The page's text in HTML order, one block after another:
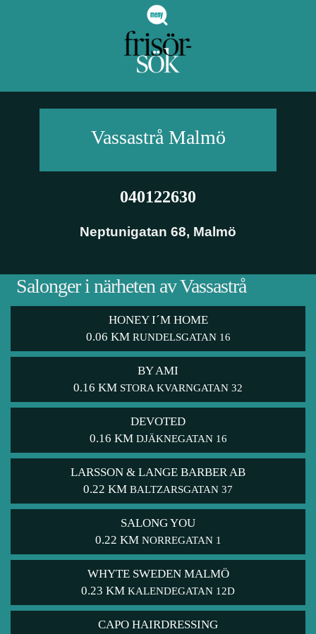
VassastråMalmö
040122630
Neptunigatan 68, Malmö
Salonger i närheten av Vassastrå
HONEY I´M HOME
0.06 KM RUNDELSGATAN 16
BY AMI
0.16 KM STORA KVARNGATAN 32
DEVOTED
0.16 KM DJÄKNEGATAN 16
LARSSON & LANGE BARBER AB
0.22 KM BALTZARSGATAN 37
SALONG YOU
0.22 KM NORREGATAN 1
WHYTE SWEDEN MALMÖ
0.23 KM KALENDEGATAN 12D
CAPO HAIRDRESSING